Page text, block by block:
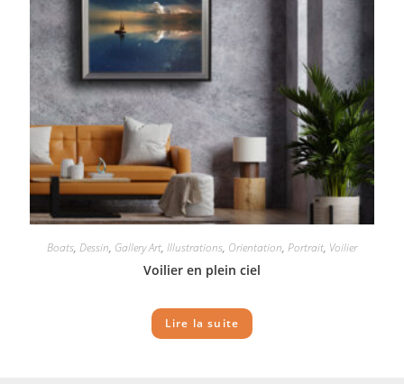
Boats, Dessin, Gallery Art, Illustrations, Orientation, Portrait, Voilier
Voilier en plein ciel
Lire la suite